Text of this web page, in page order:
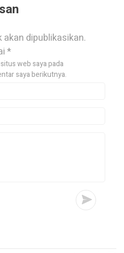
dipublikasikan.
*
web saya pada
saya berikutnya.